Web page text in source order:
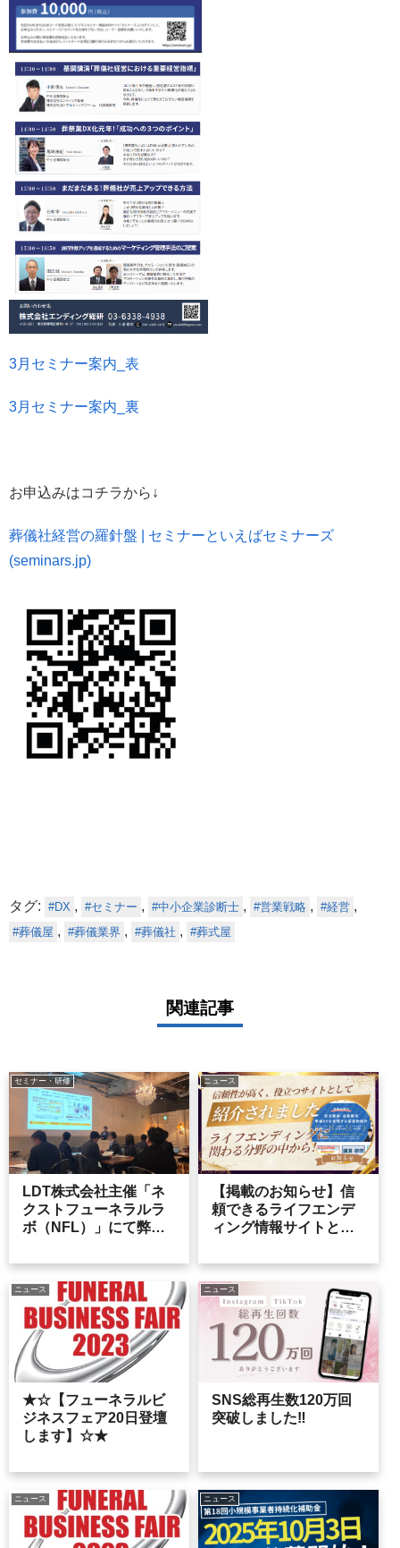
3月セミナー案内_表
3月セミナー案内_裏
お申込みはコチラから↓
葬儀社経営の羅針盤 | セミナーといえばセミナーズ
(seminars.jp)
タグ: DX , セミナー , 中小企業診断士 , 営業戦略 , 経営 ,
葬儀屋 , 葬儀業界 , 葬儀社 , 葬式屋
関連記事
セミナー・研修
LDT株式会社主催「ネ
クストフューネラルラ
ボ（NFL）」にて弊社
した
ニュース
【掲載のお知らせ】信
頼できるライフエンデ
ィング情報サイトとし
ニュース
★☆【フューネラルビ
ジネスフェア20日登壇
します】☆★
ニュース
SNS総再生数120万回
突破しました‼
ニュース ニュース